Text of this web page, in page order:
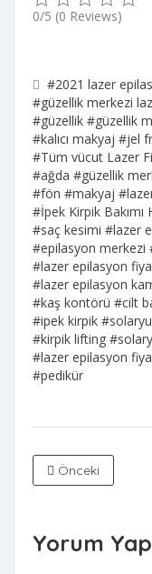
0/5 (0 Reviews)
#2021 lazer
#güzellik merkezi
#güzellik #güzellik
#kalıcı makyaj #jel
#Tüm vücut Lazer
#ağda #güzellik
#fön #makyaj
#İpek Kirpik Bakımı
#saç kesimi #lazer
#epilasyon merkezi
#lazer epilasyon
#lazer epilasyon
#kaş kontörü #cilt
#ipek kirpik
#kirpik lifting
#lazer epilasyon
#pedikür
Önceki
Yorum